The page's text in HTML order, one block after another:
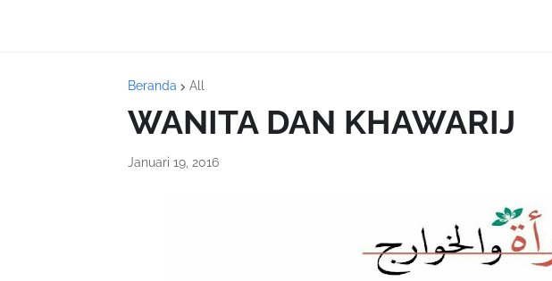
Beranda All
WANITA DAN KHAWARIJ
Januari 19, 2016